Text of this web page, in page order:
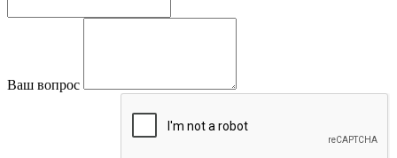
Ваш вопрос